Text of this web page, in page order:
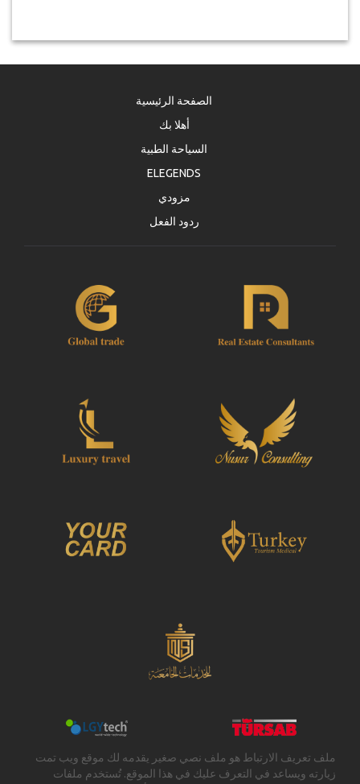
الصفحة الرئيسية
أهلا بك
السياحة الطبية
ELEGENDS
مزودي
ردود الفعل
ملف تعريف الارتباط هو ملف نصي صغير يقدمه لك موقع ويب تمت
زيارته ويساعد في التعرف عليك في هذا الموقع. تُستخدم ملفات